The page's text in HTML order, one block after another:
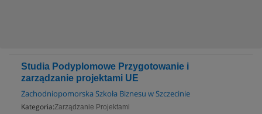
Studia Podyplomowe Przygotowanie i
zarządzanie projektami UE
Zachodniopomorska Szkoła Biznesu w Szczecinie
Kategoria:Zarządzanie Projektami